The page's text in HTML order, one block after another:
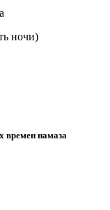
ночи)
времен намаза